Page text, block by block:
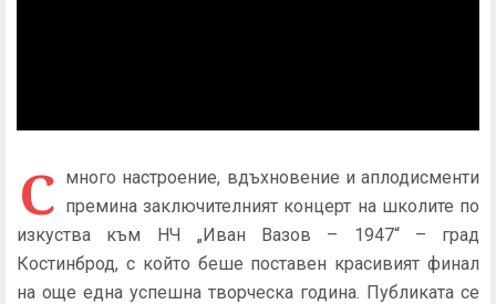
С много настроение, вдъхновение и аплодисменти
премина заключителният концерт на школите по
изкуства към НЧ „Иван Вазов – 1947“ – град
Костинброд, с който беше поставен красивият финал
на още една успешна творческа година. Публиката се